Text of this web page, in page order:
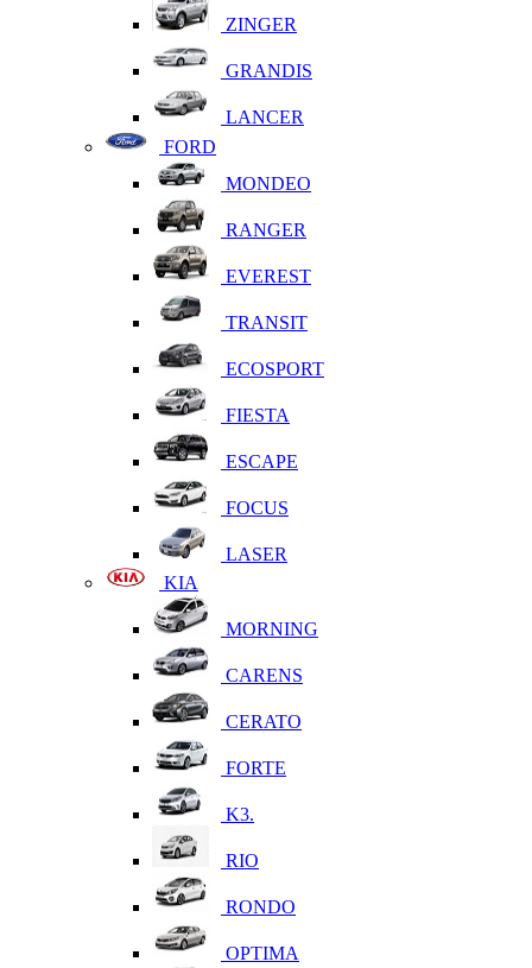
ZINGER
GRANDIS
LANCER
FORD
MONDEO
RANGER
EVEREST
TRANSIT
ECOSPORT
FIESTA
ESCAPE
FOCUS
LASER
KIA
MORNING
CARENS
CERATO
FORTE
K3.
RIO
RONDO
OPTIMA